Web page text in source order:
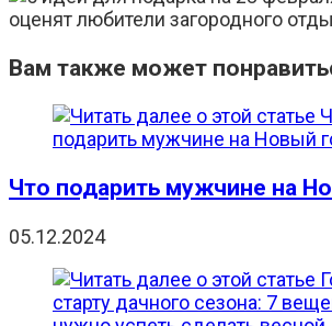
Вам также может
Что подарить мужчине на
05.12.2024